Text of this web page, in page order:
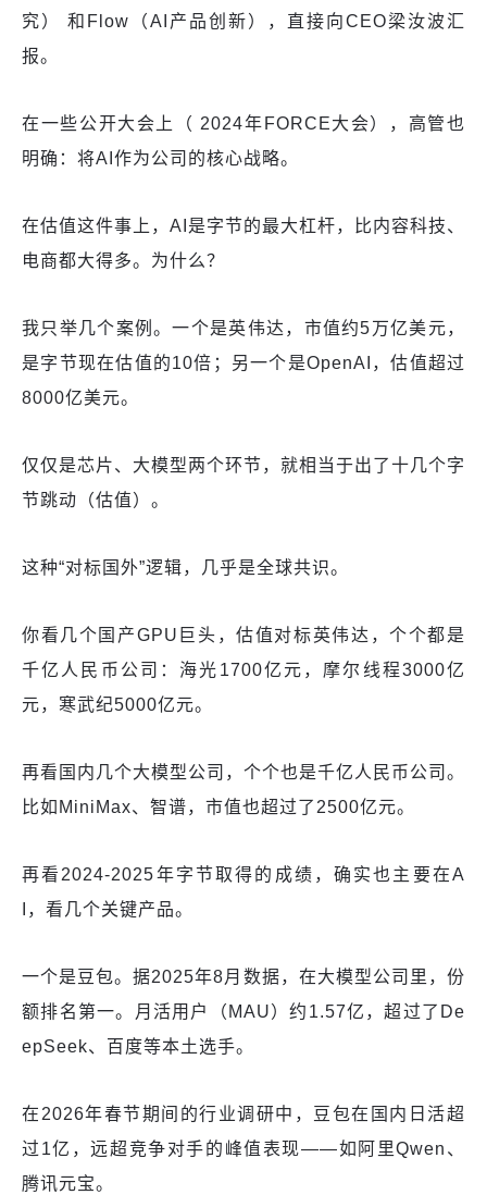
究） 和Flow（AI产品创新），直接向CEO梁汝波汇
报。
在一些公开大会上（ 2024年FORCE大会），高管也
明确：将AI作为公司的核心战略。
在估值这件事上，AI是字节的最大杠杆，比内容科技、
电商都大得多。为什么？
我只举几个案例。一个是英伟达，市值约5万亿美元，
是字节现在估值的10倍；另一个是OpenAI，估值超过
8000亿美元。
仅仅是芯片、大模型两个环节，就相当于出了十几个字
节跳动（估值）。
这种“对标国外”逻辑，几乎是全球共识。
你看几个国产GPU巨头，估值对标英伟达，个个都是
千亿人民币公司：海光1700亿元，摩尔线程3000亿
元，寒武纪5000亿元。
再看国内几个大模型公司，个个也是千亿人民币公司。
比如MiniMax、智谱，市值也超过了2500亿元。
再看2024-2025年字节取得的成绩，确实也主要在A
I，看几个关键产品。
一个是豆包。据2025年8月数据，在大模型公司里，份
额排名第一。月活用户（MAU）约1.57亿，超过了De
epSeek、百度等本土选手。
在2026年春节期间的行业调研中，豆包在国内日活超
过1亿，远超竞争对手的峰值表现——如阿里Qwen、
腾讯元宝。